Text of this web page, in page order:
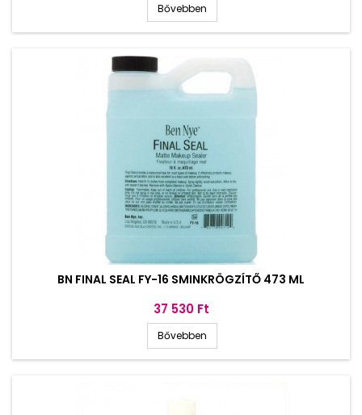
Bővebben
BN FINAL SEAL FY-16 SMINKRÖGZÍTŐ 473 ML
Ár
37 530 Ft
Bővebben